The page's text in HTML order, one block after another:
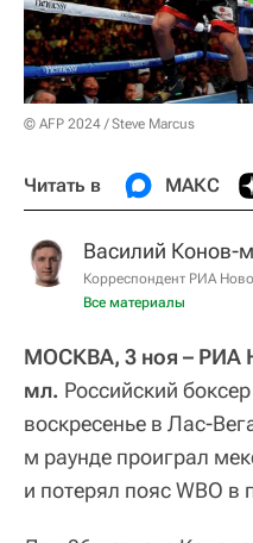
© AFP 2024 / Steve Marcus
Читать в МАКС
Василий Конов-
Корреспондент РИА
Все материалы
МОСКВА, 3 ноя – РИА
мл. Российский боксер
воскресенье в Лас-
м раунде проиграл
и потерял пояс WBO в